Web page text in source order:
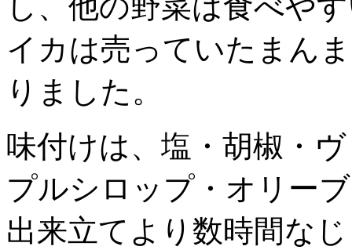
イカは売っていたまん
りました。
味付けは、塩・胡椒・
プルシロップ・オリー
出来立てより数時間な